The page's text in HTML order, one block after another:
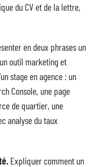
du CV et de la lettre,
en deux phrases un
outil marketing et
stage en agence : un
Console, une page
de quartier, une
analyse du taux
Expliquer comment un